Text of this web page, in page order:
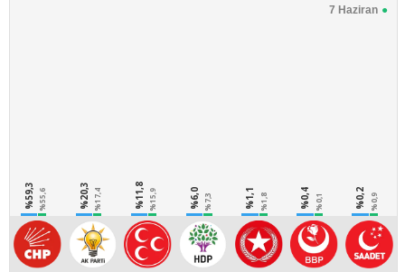
7 Haziran
%59,3 %55,6 %20,3 %17,4 %11,8 %15,9 %6,0 %7,3 %1,1 %1,8 %0,4 %0,1 %0,2 %0,9